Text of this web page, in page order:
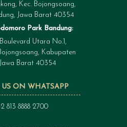
ON WHATSAPP
813 8888 2700
Kec. Bojongsoang,
Jawa Barat 40354
Park Bandung:
Utara No.1,
Kabupaten
Barat 40354